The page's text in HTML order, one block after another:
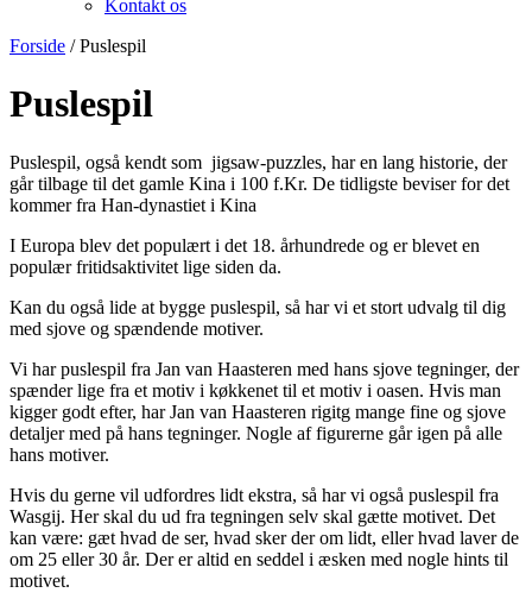
Kontakt os
Forside / Puslespil
Puslespil
Puslespil, også kendt som jigsaw-puzzles, har en lang historie, der
går tilbage til det gamle Kina i 100 f.Kr. De tidligste beviser for det
kommer fra Han-dynastiet i Kina
I Europa blev det populært i det 18. århundrede og er blevet en
populær fritidsaktivitet lige siden da.
Kan du også lide at bygge puslespil, så har vi et stort udvalg til dig
med sjove og spændende motiver.
Vi har puslespil fra Jan van Haasteren med hans sjove tegninger, der
spænder lige fra et motiv i køkkenet til et motiv i oasen. Hvis man
kigger godt efter, har Jan van Haasteren rigitg mange fine og sjove
detaljer med på hans tegninger. Nogle af figurerne går igen på alle
hans motiver.
Hvis du gerne vil udfordres lidt ekstra, så har vi også puslespil fra
Wasgij. Her skal du ud fra tegningen selv skal gætte motivet. Det
kan være: gæt hvad de ser, hvad sker der om lidt, eller hvad laver de
om 25 eller 30 år. Der er altid en seddel i æsken med nogle hints til
motivet.